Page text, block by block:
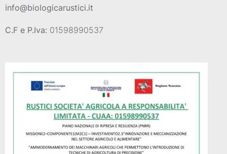
info@biologicarustici.it
C.F e P.Iva: 01598990537